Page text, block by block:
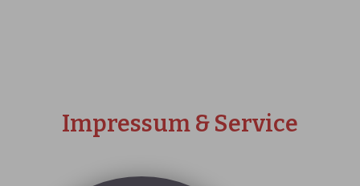
Impressum & Service